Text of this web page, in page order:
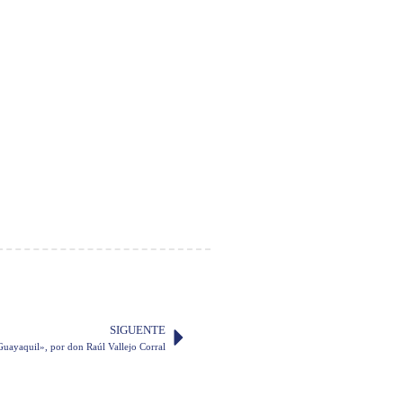
SIGUENTE
por don Raúl Vallejo Corral